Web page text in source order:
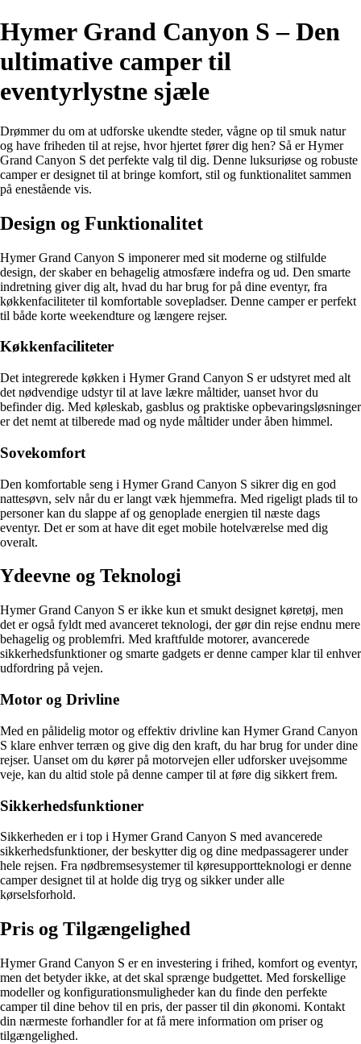
Hymer Grand Canyon S – Den
ultimative camper til
eventyrlystne sjæle
Drømmer du om at udforske ukendte steder, vågne op til smuk natur
og have friheden til at rejse, hvor hjertet fører dig hen? Så er Hymer
Grand Canyon S det perfekte valg til dig. Denne luksuriøse og robuste
camper er designet til at bringe komfort, stil og funktionalitet sammen
på enestående vis.
Design og Funktionalitet
Hymer Grand Canyon S imponerer med sit moderne og stilfulde
design, der skaber en behagelig atmosfære indefra og ud. Den smarte
indretning giver dig alt, hvad du har brug for på dine eventyr, fra
køkkenfaciliteter til komfortable sovepladser. Denne camper er perfekt
til både korte weekendture og længere rejser.
Køkkenfaciliteter
Det integrerede køkken i Hymer Grand Canyon S er udstyret med alt
det nødvendige udstyr til at lave lækre måltider, uanset hvor du
befinder dig. Med køleskab, gasblus og praktiske opbevaringsløsninger
er det nemt at tilberede mad og nyde måltider under åben himmel.
Sovekomfort
Den komfortable seng i Hymer Grand Canyon S sikrer dig en god
nattesøvn, selv når du er langt væk hjemmefra. Med rigeligt plads til to
personer kan du slappe af og genoplade energien til næste dags
eventyr. Det er som at have dit eget mobile hotelværelse med dig
overalt.
Ydeevne og Teknologi
Hymer Grand Canyon S er ikke kun et smukt designet køretøj, men
det er også fyldt med avanceret teknologi, der gør din rejse endnu mere
behagelig og problemfri. Med kraftfulde motorer, avancerede
sikkerhedsfunktioner og smarte gadgets er denne camper klar til enhver
udfordring på vejen.
Motor og Drivline
Med en pålidelig motor og effektiv drivline kan Hymer Grand Canyon
S klare enhver terræn og give dig den kraft, du har brug for under dine
rejser. Uanset om du kører på motorvejen eller udforsker uvejsomme
veje, kan du altid stole på denne camper til at føre dig sikkert frem.
Sikkerhedsfunktioner
Sikkerheden er i top i Hymer Grand Canyon S med avancerede
sikkerhedsfunktioner, der beskytter dig og dine medpassagerer under
hele rejsen. Fra nødbremsesystemer til køresupportteknologi er denne
camper designet til at holde dig tryg og sikker under alle
kørselsforhold.
Pris og Tilgængelighed
Hymer Grand Canyon S er en investering i frihed, komfort og eventyr,
men det betyder ikke, at det skal sprænge budgettet. Med forskellige
modeller og konfigurationsmuligheder kan du finde den perfekte
camper til dine behov til en pris, der passer til din økonomi. Kontakt
din nærmeste forhandler for at få mere information om priser og
tilgængelighed.